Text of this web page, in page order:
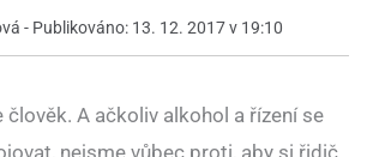
- Publikováno: 13. 12. 2017 v 19:10
člověk. A ačkoliv alkohol a řízení se
nejsme vůbec proti, aby si řidič